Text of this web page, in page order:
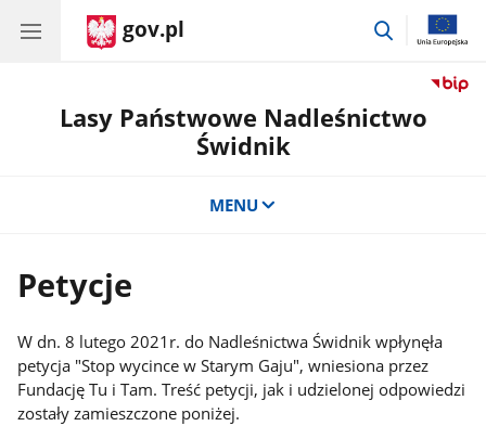
gov.pl
przejdź
Lasy Państwowe Nadleśnictwo
Świdnik
MENU
Petycje
W dn. 8 lutego 2021r. do Nadleśnictwa Świdnik wpłynęła
petycja "Stop wycince w Starym Gaju", wniesiona przez
Fundację Tu i Tam. Treść petycji, jak i udzielonej odpowiedzi
zostały zamieszczone poniżej.